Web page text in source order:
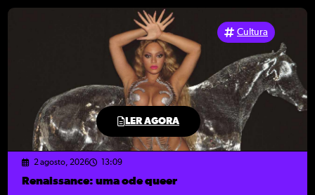
LER AGORA
Cultura
2 agosto, 2026 13:09
Renaissance: uma ode queer